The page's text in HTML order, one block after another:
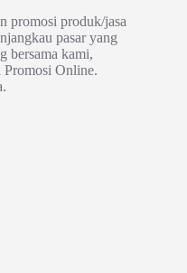
promosi produk/jasa
pasar yang
bersama kami,
Online.